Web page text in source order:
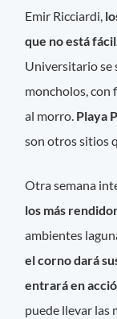
Emir Ricciardi,
que no está
Universitario se
moncholos, con
al morro. Playa
son otros sitios
Otra semana
los más
ambientes
el corno dará
entrará en
puede llevar las